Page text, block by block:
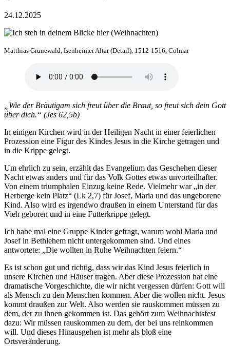
24.12.2025
Matthias Grünewald, Isenheimer Altar (Detail), 1512-1516, Colmar
„Wie der Bräutigam sich freut über die Braut, so freut sich dein Gott
über dich.“ (Jes 62,5b)
In einigen Kirchen wird in der Heiligen Nacht in einer feierlichen
Prozession eine Figur des Kindes Jesus in die Kirche getragen und
in die Krippe gelegt.
Um ehrlich zu sein, erzählt das Evangelium das Geschehen dieser
Nacht etwas anders und für das Volk Gottes etwas unvorteilhafter.
Von einem triumphalen Einzug keine Rede. Vielmehr war „in der
Herberge kein Platz“ (Lk 2,7) für Josef, Maria und das ungeborene
Kind. Also wird es irgendwo draußen in einem Unterstand für das
Vieh geboren und in eine Futterkrippe gelegt.
Ich habe mal eine Gruppe Kinder gefragt, warum wohl Maria und
Josef in Bethlehem nicht untergekommen sind. Und eines
antwortete: „Die wollten in Ruhe Weihnachten feiern.“
Es ist schon gut und richtig, dass wir das Kind Jesus feierlich in
unsere Kirchen und Häuser tragen. Aber diese Prozession hat eine
dramatische Vorgeschichte, die wir nicht vergessen dürfen: Gott will
als Mensch zu den Menschen kommen. Aber die wollen nicht. Jesus
kommt draußen zur Welt. Also werden sie rauskommen müssen zu
dem, der zu ihnen gekommen ist. Das gehört zum Weihnachtsfest
dazu: Wir müssen rauskommen zu dem, der bei uns reinkommen
will. Und dieses Hinausgehen ist mehr als bloß eine
Ortsveränderung.